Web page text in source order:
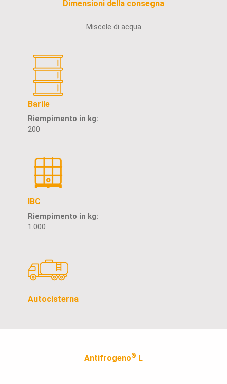
Dimensioni della consegna
Miscele di acqua
Barile
Riempimento in kg:
200
IBC
Riempimento in kg:
1.000
Autocisterna
Antifrogeno® L